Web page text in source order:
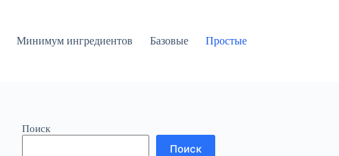
Минимум ингредиентов Базовые Простые
Поиск
Поиск